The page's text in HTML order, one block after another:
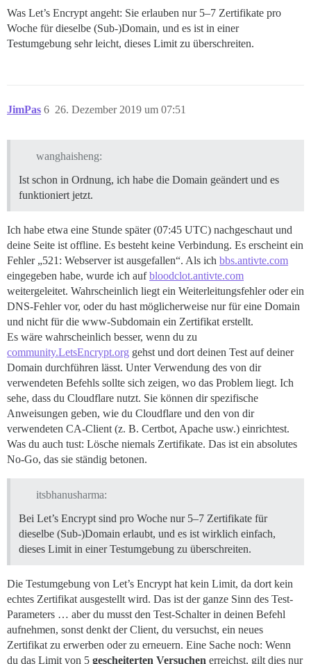
Was Let’s Encrypt angeht: Sie erlauben nur 5–7 Zertifikate pro
Woche für dieselbe (Sub-)Domain, und es ist in einer
Testumgebung sehr leicht, dieses Limit zu überschreiten.
JimPas 26. Dezember 2019 um 07:51
6
wanghaisheng:
Ist schon in Ordnung, ich habe die Domain geändert und es
funktioniert jetzt.
Ich habe etwa eine Stunde später (07:45 UTC) nachgeschaut und
deine Seite ist offline. Es besteht keine Verbindung. Es erscheint ein
Fehler „521: Webserver ist ausgefallen“. Als ich bbs.antivte.com
eingegeben habe, wurde ich aufbloodclot.antivte.com
weitergeleitet. Wahrscheinlich liegt ein Weiterleitungsfehler oder ein
DNS-Fehler vor, oder du hast möglicherweise nur für eine Domain
und nicht für die www-Subdomain ein Zertifikat erstellt.
Es wäre wahrscheinlich besser, wenn du zu
community.LetsEncrypt.org gehst und dort deinen Test auf deiner
Domain durchführen lässt. Unter Verwendung des von dir
verwendeten Befehls sollte sich zeigen, wo das Problem liegt. Ich
sehe, dass du Cloudflare nutzt. Sie können dir spezifische
Anweisungen geben, wie du Cloudflare und den von dir
verwendeten CA-Client (z. B. Certbot, Apache usw.) einrichtest.
Was du auch tust: Lösche niemals Zertifikate. Das ist ein absolutes
No-Go, das sie ständig betonen.
itsbhanusharma:
Bei Let’s Encrypt sind pro Woche nur 5–7 Zertifikate für
dieselbe (Sub-)Domain erlaubt, und es ist wirklich einfach,
dieses Limit in einer Testumgebung zu überschreiten.
Die Testumgebung von Let’s Encrypt hat kein Limit, da dort kein
echtes Zertifikat ausgestellt wird. Das ist der ganze Sinn des Test-
Parameters … aber du musst den Test-Schalter in deinen Befehl
aufnehmen, sonst denkt der Client, du versuchst, ein neues
Zertifikat zu erwerben oder zu erneuern. Eine Sache noch: Wenn
du das Limit von 5 gescheiterten Versuchen erreichst, gilt dies nur